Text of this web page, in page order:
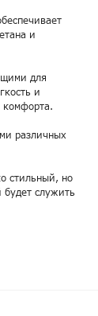
и
для
и
комфорта.
различных
стильный, но
служить